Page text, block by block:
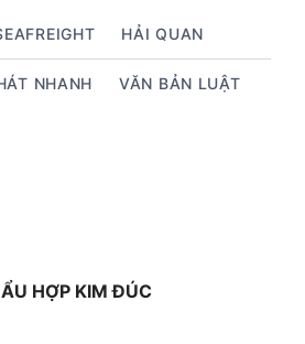
HẢI QUAN
NHANH VĂN BẢN LUẬT
HỢP KIM ĐÚC